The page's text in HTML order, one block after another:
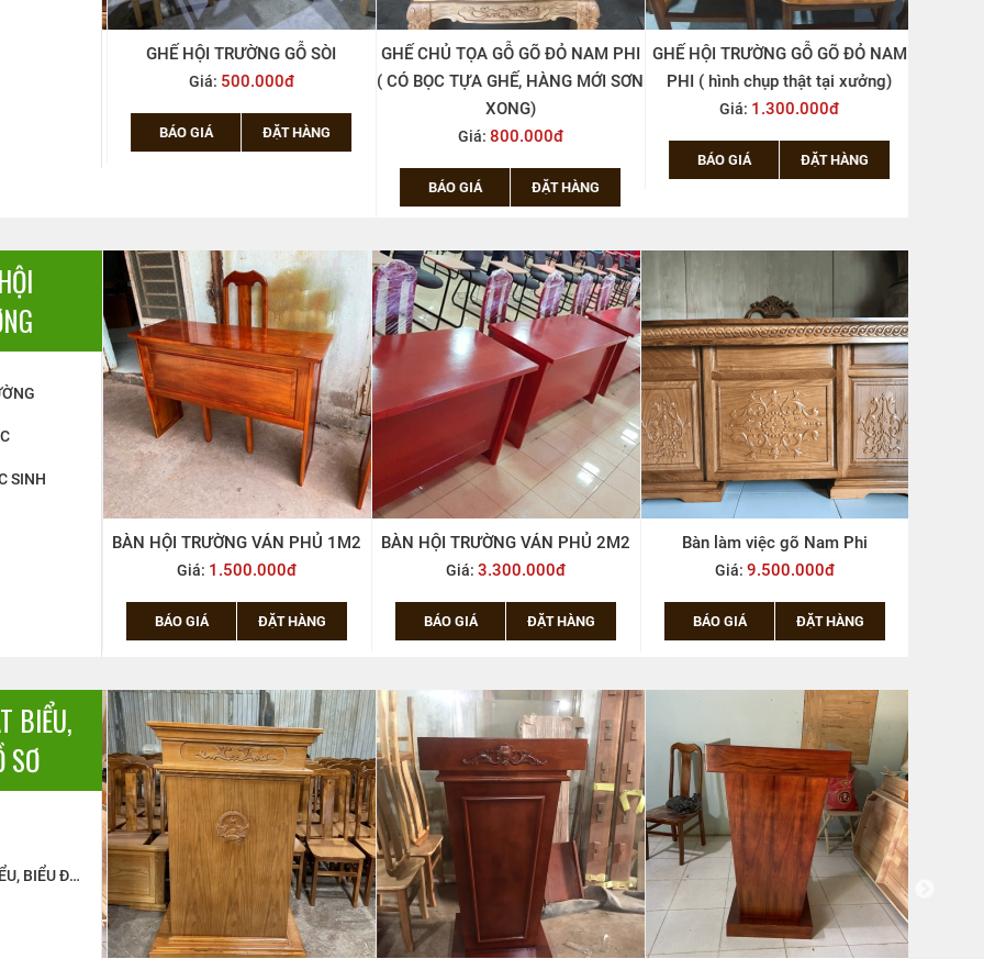
GÕ 02 GHẾ HỘI TRƯỜNG GỖ SÒI
Giá:500.000đ
BÁO GIÁ ĐẶT HÀNG
GHẾ CHỦ TỌA GỖ GÕ ĐỎ NAM PHI
( CÓ BỌC TỰA GHẾ, HÀNG MỚI SƠN
XONG)
Giá:800.000đ
BÁO GIÁ ĐẶT HÀNG
GHẾ HỘI TRƯỜNG GỖ GÕ ĐỎ NAM
PHI ( hình chụp thật tại xưởng)
Giá: 1.300.000đ
BÁO GIÁ ĐẶT HÀNG
SINH
BÀN HỘI TRƯỜNG VÁN PHỦ 1M2
Giá: 1.500.000đ
BÁO GIÁ ĐẶT HÀNG
BÀN HỘI TRƯỜNG VÁN PHỦ 2M2
Giá: 3.300.000đ
BÁO GIÁ ĐẶT HÀNG
Bàn làm việc gõ Nam Phi
Giá: 9.500.000đ
BÁO GIÁ ĐẶT HÀNG
BIỂU,
SƠ
BỤC PHÁT BIỂU, BIỂU ĐỌC, BỤC GIẢNG